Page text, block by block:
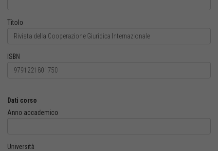
Titolo
ISBN
Dati corso
Anno accademico
Università